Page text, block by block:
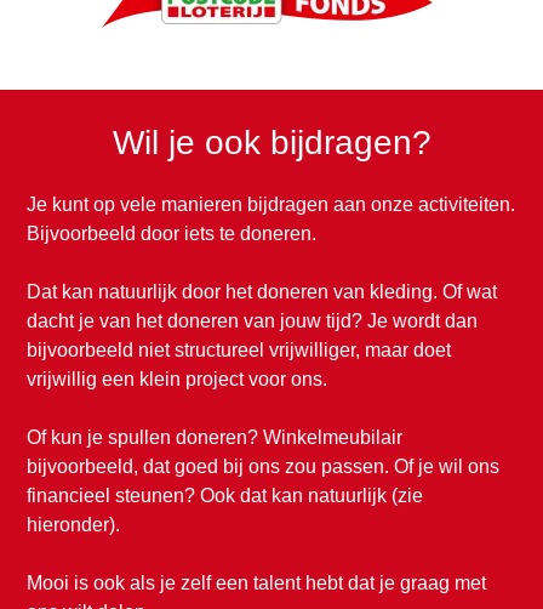
Wil je ook bijdragen?
Je kunt op vele manieren bijdragen aan onze activiteiten.
Bijvoorbeeld door iets te doneren.
Dat kan natuurlijk door het doneren van kleding. Of wat
dacht je van het doneren van jouw tijd? Je wordt dan
bijvoorbeeld niet structureel vrijwilliger, maar doet
vrijwillig een klein project voor ons.
Of kun je spullen doneren? Winkelmeubilair
bijvoorbeeld, dat goed bij ons zou passen. Of je wil ons
financieel steunen? Ook dat kan natuurlijk (zie
hieronder).
Mooi is ook als je zelf een talent hebt dat je graag met